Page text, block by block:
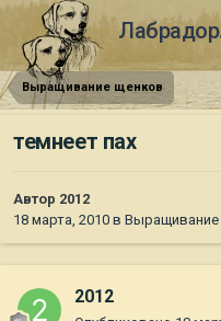
Выращивание щенков
темнеет пах
Автор 2012
18 марта, 2010 в
2012